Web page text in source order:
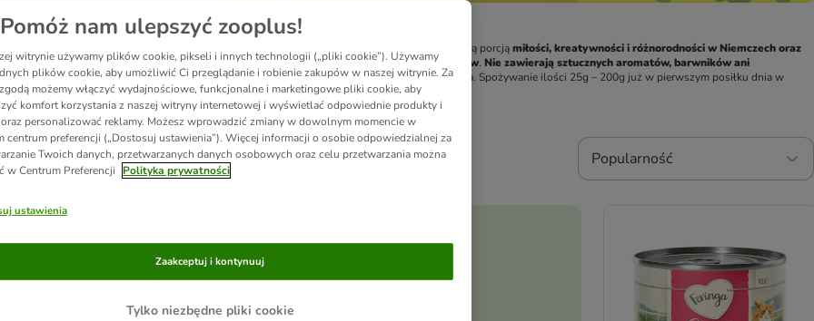
, dostosowaną do gatunku karmą. Wszystkie receptury są tworzone z dodatkową porcją miłości, kreatywności i różnorodności w Niemczech oraz
lokalnych składników umożliwia tworzenie kreatywnych kompozycji i różnorodnych smaków. Nie zawierają sztucznych aromatów, barwników ani
co znajduje się w środku, opisane jest na etykiecie.„* Źródło: 24-2572/2 Test dawki Feringa. Spożywanie ilości 25g – 200g już w pierwszym posiłku dnia w
Mięso Drobiowe z Marchewką i Mniszkiem Lekarskim, 200g.”
Popularność
been changed
Pomóż nam ulepszyć zooplus!
witrynie używamy plików cookie, pikseli i innych technologii („pliki cookie”). Używamy
plików cookie, aby umożliwić Ci przeglądanie i robienie zakupów w naszej witrynie. Za
możemy włączyć wydajnościowe, funkcjonalne i marketingowe pliki cookie, aby
komfort korzystania z naszej witryny internetowej i wyświetlać odpowiednie produkty i
oraz personalizować reklamy. Możesz wprowadzić zmiany w dowolnym momencie w
centrum preferencji („Dostosuj ustawienia”). Więcej informacji o osobie odpowiedzialnej za
Twoich danych, przetwarzanych danych osobowych oraz celu przetwarzania można
w Centrum Preferencji
Polityka prywatności
ustawienia
Tylko niezbędne pliki cookie
Zaakceptuj i kontynuuj